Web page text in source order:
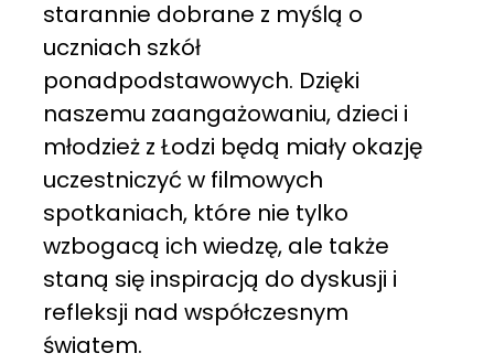
starannie dobrane z myślą o
uczniach szkół
ponadpodstawowych. Dzięki
naszemu zaangażowaniu, dzieci i
młodzież z Łodzi będą miały okazję
uczestniczyć w filmowych
spotkaniach, które nie tylko
wzbogacą ich wiedzę, ale także
staną się inspiracją do dyskusji i
refleksji nad współczesnym
światem.